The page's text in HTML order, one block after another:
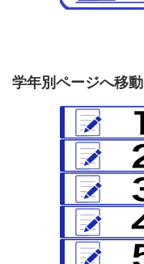
学年別ページへ移動